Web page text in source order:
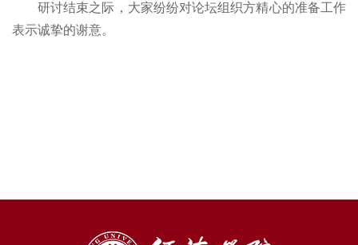
研讨结束之际，大家纷纷对论坛组织方精心的准备工作
表示诚挚的谢意。